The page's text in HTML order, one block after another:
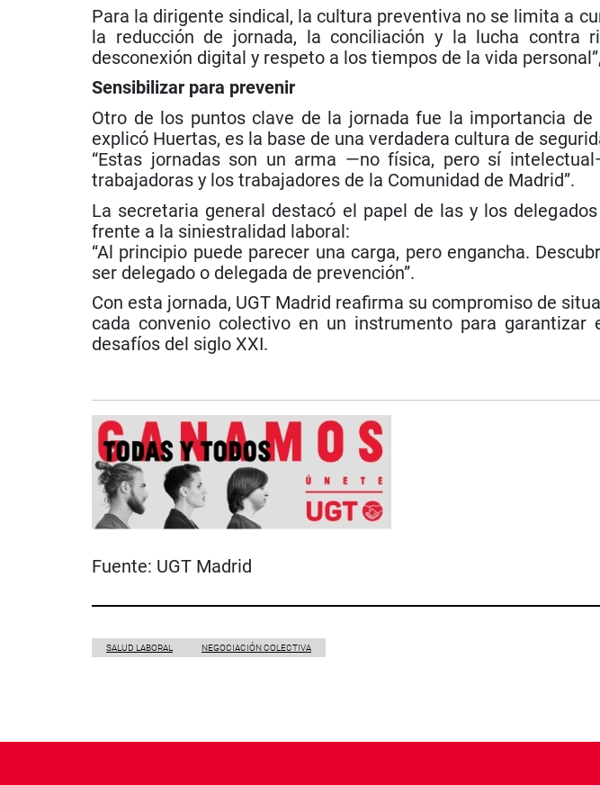
Para la dirigente sindical, la cultura preventiva no se limita a
la reducción de jornada, la conciliación y la lucha contra
desconexión digital y respeto a los tiempos de la vida
Sensibilizar para prevenir
Otro de los puntos clave de la jornada fue la importancia
explicó Huertas, es la base de una verdadera cultura de
“Estas jornadas son un arma —no física, pero sí
trabajadoras y los trabajadores de la Comunidad de Madrid”.
La secretaria general destacó el papel de las y los
frente a la siniestralidad laboral:
“Al principio puede parecer una carga, pero engancha.
ser delegado o delegada de prevención”.
Con esta jornada, UGT Madrid reafirma su compromiso de
cada convenio colectivo en un instrumento para
desafíos del siglo XXI.
Fuente: UGT Madrid
SALUD LABORAL NEGOCIACIÓN COLECTIVA